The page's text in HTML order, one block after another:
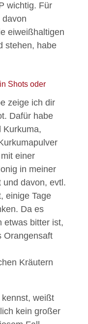
wichtig. Für
eiweißhaltigen
stehen, habe
Shots oder
zeige ich dir
Dafür habe
Kurkuma,
einer
in meiner
und davon, evtl.
einige Tage
Da es
etwas bitter ist,
Orangensaft
Kräutern
weißt
kein großer